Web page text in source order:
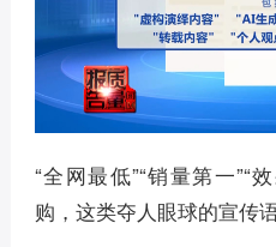
“全网最低”“销量第一”“
购，这类夺人眼球的宣传